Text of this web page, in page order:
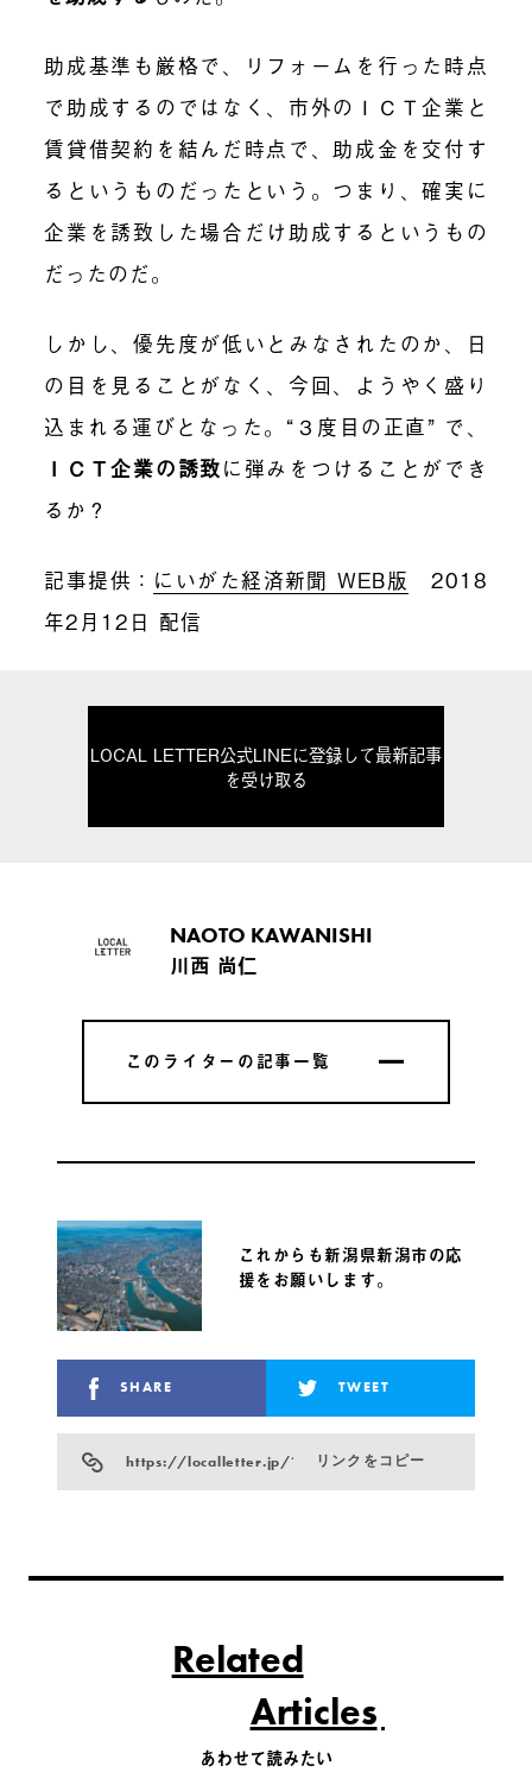
助成基準も厳格で、リフォームを行った時点
で助成するのではなく、市外のＩＣＴ企業と
賃貸借契約を結んだ時点で、助成金を交付す
るというものだったという。つまり、確実に
企業を誘致した場合だけ助成するというもの
だったのだ。
しかし、優先度が低いとみなされたのか、日
の目を見ることがなく、今回、ようやく盛り
込まれる運びとなった。“３度目の正直” で、
ＩＣＴ企業の誘致に弾みをつけることができ
るか？
記事提供： にいがた経済新聞 WEB版
2018
年2月 12 日 配信
LOCAL LETTER公式LINEに登録して最新記事
を受け取る
NAOTO KAWANISHI
川西 尚仁
このライターの記事一覧
このライターの記事一覧
これからも新潟県新潟市の応
援をお願いします。
SHARE TWEET
https://localletter.jp/?p=922リンクをコピー
Related
Articles
あわせて読みたい